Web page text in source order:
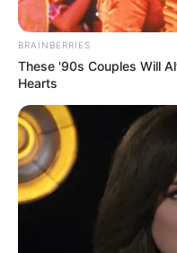
Checks Out
ROOM30
BRAINBERRIES
These '90s Couples Will
Hearts